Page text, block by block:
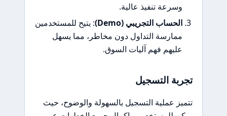
وسرعة تنفيذ عالية.
الحساب التجريبي (Demo)
: يتيح للمستخدمين
ممارسة التداول دون مخاطر، مما يسهل
عليهم فهم آليات السوق.
تجربة التسجيل
تتميز عملية التسجيل بالسهولة والوضوح، حيث